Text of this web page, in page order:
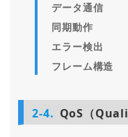
データ通信
同期動作
エラー検出
フレーム構造
2-4. QoS（